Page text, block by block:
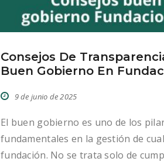
Consejos De
Buen Gobierno En
9 de junio de 2025
El buen gobierno es uno de los
fundamentales en la gestión de
fundación. No se trata solo de